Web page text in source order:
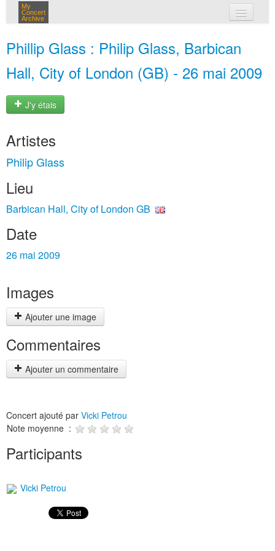
My
Concert
Archive
Phillip Glass : Philip Glass, Barbican
Hall, City of London (GB) - 26 mai 2009
J'y étais
Artistes
Philip Glass
Lieu
Barbican Hall, City of London GB
Date
26 mai 2009
Images
Ajouter une image
Commentaires
Ajouter un commentaire
Concert ajouté par Vicki Petrou
Note moyenne :
Participants
Vicki Petrou